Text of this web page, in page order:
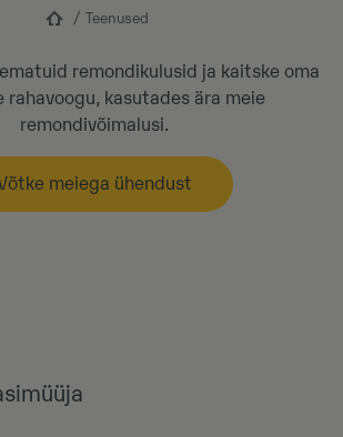
Teenused
remondikulusid ja kaitske oma
kasutades ära meie
remondivõimalusi.
meiega ühendust